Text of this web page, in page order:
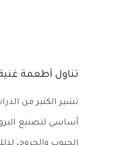
تناول أطعمة
تشير الكثير من
أساسي لتصنيع